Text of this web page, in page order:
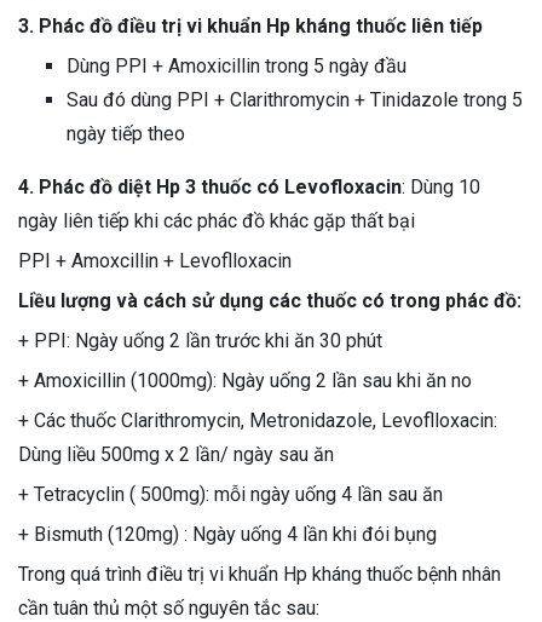
3. Phác đồ điều trị vi khuẩn Hp kháng thuốc liên tiếp
Dùng PPI + Amoxicillin trong 5 ngày đầu
Sau đó dùng PPI + Clarithromycin + Tinidazole trong 5
ngày tiếp theo
4. Phác đồ diệt Hp 3 thuốc có Levofloxacin: Dùng 10
ngày liên tiếp khi các phác đồ khác gặp thất bại
PPI + Amoxcillin + Levoflloxacin
Liều lượng và cách sử dụng các thuốc có trong phác đồ:
+ PPI: Ngày uống 2 lần trước khi ăn 30 phút
+ Amoxicillin (1000mg): Ngày uống 2 lần sau khi ăn no
+ Các thuốc Clarithromycin, Metronidazole, Levoflloxacin:
Dùng liều 500mg x 2 lần/ ngày sau ăn
+ Tetracyclin ( 500mg): mỗi ngày uống 4 lần sau ăn
+ Bismuth (120mg) : Ngày uống 4 lần khi đói bụng
Trong quá trình điều trị vi khuẩn Hp kháng thuốc bệnh nhân
cần tuân thủ một số nguyên tắc sau: